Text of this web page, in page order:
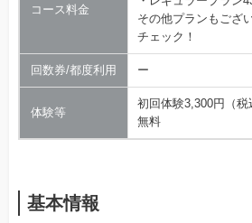
コース料金
その他プランもござ
チェック！
回数券/都度利用 ー
体験等
初回体験3,300円（
無料
基本情報